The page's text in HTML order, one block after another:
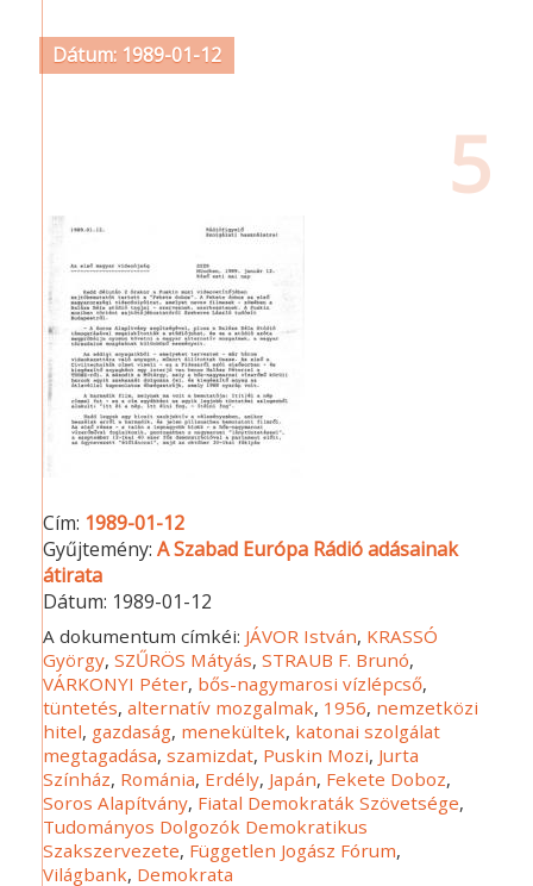
Dátum: 1989-01-12
5
Cím: 1989-01-12
Gyűjtemény:A Szabad Európa Rádió adásainak
átirata
Dátum: 1989-01-12
A dokumentum címkéi: JÁVOR István, KRASSÓ
György,SZŰRÖS Mátyás,STRAUB F. Brunó,
VÁRKONYI Péter, bős-nagymarosi vízlépcső,
tüntetés,alternatív mozgalmak, 1956, nemzetközi
hitel, gazdaság, menekültek, katonai szolgálat
megtagadása,szamizdat, Puskin Mozi, Jurta
Színház, Románia, Erdély, Japán, Fekete Doboz,
Soros Alapítvány, Fiatal Demokraták Szövetsége,
Tudományos Dolgozók Demokratikus
Szakszervezete, Független Jogász Fórum,
Világbank, Demokrata